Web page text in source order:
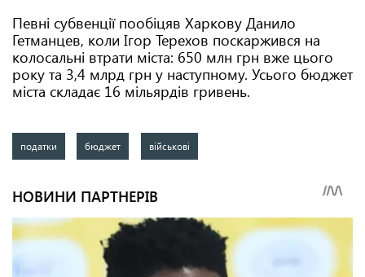
Певні субвенції пообіцяв Харкову Данило
Гетманцев, коли Ігор Терехов поскаржився на
колосальні втрати міста: 650 млн грн вже цього
року та 3,4 млрд грн у наступному. Усього бюджет
міста складає 16 мільярдів гривень.
податки бюджет військові